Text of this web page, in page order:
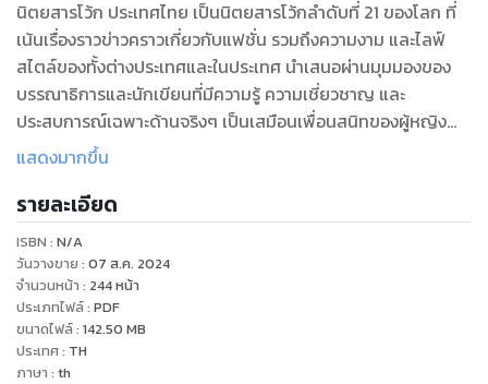
นิตยสารโว้ก ประเทศไทย เป็นนิตยสารโว้กลำดับที่ 21 ของโลก ที่
เน้นเรื่องราวข่าวคราวเกี่ยวกับแฟชั่น รวมถึงความงาม และไลฟ์
สไตล์ของทั้งต่างประเทศและในประเทศ นำเสนอผ่านมุมมองของ
บรรณาธิการและนักเขียนที่มีความรู้ ความเชี่ยวชาญ และ
ประสบการณ์เฉพาะด้านจริงๆ เป็นเสมือนเพื่อนสนิทของผู้หญิง
ไทยที่จะคอยแนะนำข่าวสารข้อมูลพร้อมกับสร้างสรรค์สิ่งดีๆ ให้
ต้องการนำเสนอฝีมือของคนไทยเราเองจากหลากหลายอาชีพ
อย่างเช่น ช่างภาพ ดีไซเนอร์ ให้เป็นที่แพร่หลายและภาคภูมิใจใน
ความเป็นไทยร่วมกัน
แสดงมากขึ้น
รายละเอียด
ISBN : N/A
วันวางขาย : 07 ส.ค. 2024
จำนวนหน้า : 244หน้า
ประเภทไฟล์: PDF
ขนาดไฟล์: 142.50 MB
ประเทศ: TH
ภาษา : th